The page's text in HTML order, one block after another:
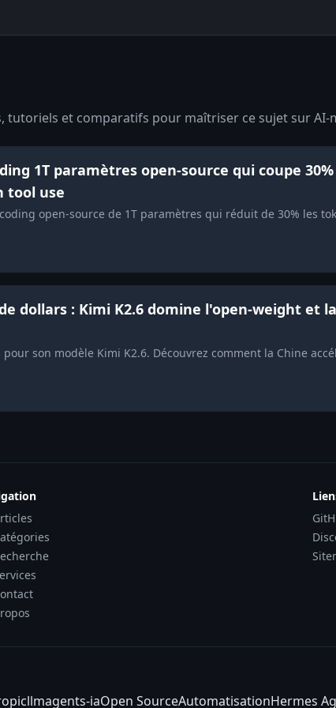
tutoriels et comparatifs pour maîtriser ce sujet sur AI-
1T paramètres open-source qui coupe
tool use
open-source de 1T paramètres qui réduit de 30% les
dollars : Kimi K2.6 domine l'open-weight et
son modèle Kimi K2.6. Découvrez comment la Chine
llmagents-iaOpen SourceAutomatisationHermes